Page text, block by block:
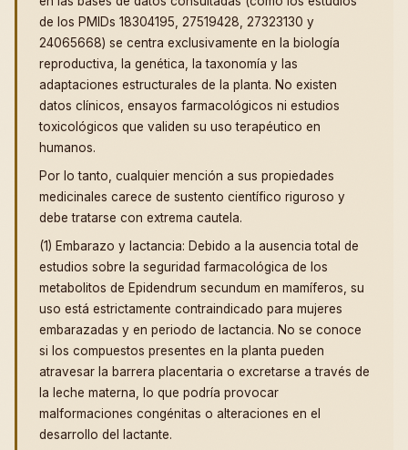
de los PMIDs 18304195, 27519428, 27323130 y
24065668) se centra exclusivamente en la biología
reproductiva, la genética, la taxonomía y las
adaptaciones estructurales de la planta. No existen
datos clínicos, ensayos farmacológicos ni estudios
toxicológicos que validen su uso terapéutico en
humanos.
Por lo tanto, cualquier mención a sus propiedades
medicinales carece de sustento científico riguroso y
debe tratarse con extrema cautela.
(1) Embarazo y lactancia: Debido a la ausencia total de
estudios sobre la seguridad farmacológica de los
metabolitos de Epidendrum secundum en mamíferos, su
uso está estrictamente contraindicado para mujeres
embarazadas y en periodo de lactancia. No se conoce
si los compuestos presentes en la planta pueden
atravesar la barrera placentaria o excretarse a través de
la leche materna, lo que podría provocar
malformaciones congénitas o alteraciones en el
desarrollo del lactante.